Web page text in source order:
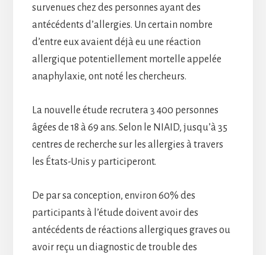
survenues chez des personnes ayant des
antécédents d’allergies. Un certain nombre
d’entre eux avaient déjà eu une réaction
allergique potentiellement mortelle appelée
anaphylaxie, ont noté les chercheurs.
La nouvelle étude recrutera 3 400 personnes
âgées de 18 à 69 ans. Selon le NIAID, jusqu’à 35
centres de recherche sur les allergies à travers
les États-Unis y participeront.
De par sa conception, environ 60% des
participants à l’étude doivent avoir des
antécédents de réactions allergiques graves ou
avoir reçu un diagnostic de trouble des